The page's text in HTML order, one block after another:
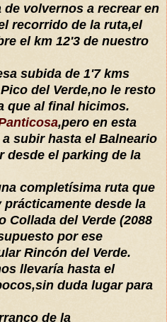
volvernos a recrear en
recorrido de la ruta,el
el km 12'3 de nuestro
subida de 1'7 kms
del Verde,no le resto
que al final hicimos.
,pero en esta
subir hasta el Balneario
desde el parking de la
completísima ruta que
prácticamente desde la
Collada del Verde (2088
por ese
Rincón del Verde.
llevaría hasta el
duda lugarpara
de la